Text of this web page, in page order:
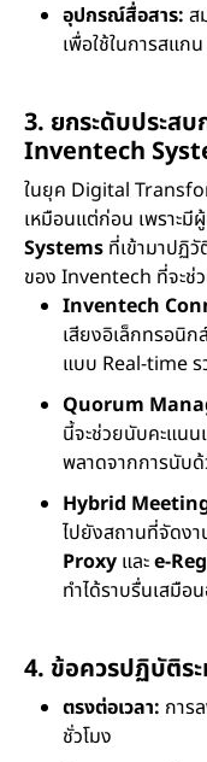
อุปกรณ์สื่อสาร: ส
เพื่อใช้ในการสแก
3. ยกระดับประส
Inventech
ในยุค Digital
เหมือนแต่ก่อน เพราะมี
Systems ที่เข้ามาปฏิ
ของ Inventech ที่จะช่
Inventech
เสียงอิเล็กทรอนิ
แบบ Real-time ร
Quorum
นี้จะช่วยนับคะแน
พลาดจากการนับ
Hybrid
ไปยังสถานที่จัดง
Proxy และe-
ทำได้ราบรื่นเสมือ
4. ข้อควรปฏิบัติระ
ตรงต่อเวลา: การ
ชั่วโมง